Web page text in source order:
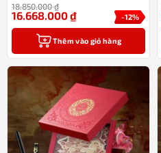
18.850.000₫
-12%
16.668.000₫
Thêm vào giỏ hàng